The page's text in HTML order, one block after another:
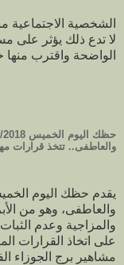
الشخصية الاجتماعية
لا تدع ذلك يؤثر
الواضحة واقترب منها
والعاطفى.. تتخذ قرارات
يقدم حظك اليوم
والعاطفى، وهو من
والمزاجية وعدم
على اتخاذ القرارات
مشاهير برج الجوزاء